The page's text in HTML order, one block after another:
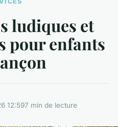
ludiques et
pour enfants
12:597 min de lecture